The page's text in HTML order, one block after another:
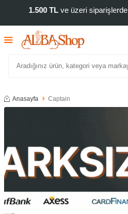
1.500 TLve üzeri siparişlerde
Anasayfa Captain